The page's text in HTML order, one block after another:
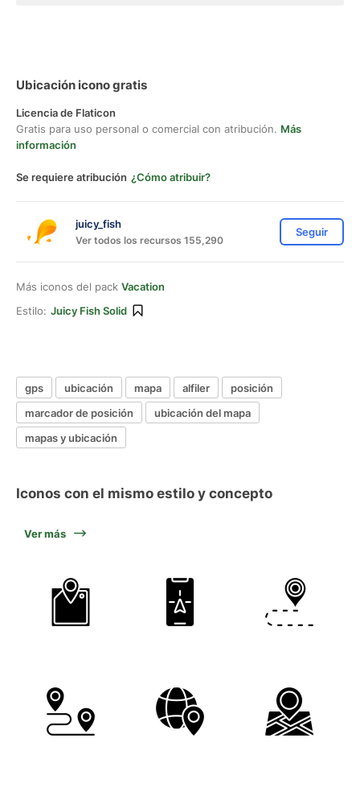
Ubicación icono gratis
Licencia de Flaticon
Gratis para uso personal o comercial con atribución. Más
información
Se requiere atribución ¿Cómo atribuir?
juicy_fish
Ver todos los recursos 155,290
Seguir
Más iconos del pack Vacation
Estilo: Juicy Fish Solid
gps ubicación mapa alfiler
posición
marcador de posición
ubicación del mapa
mapas y ubicación
Iconos con el mismo estilo y concepto
Ver más